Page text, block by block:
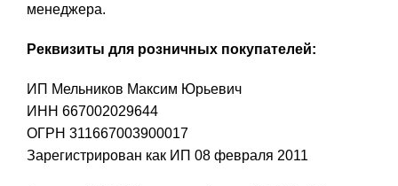
менеджера.
Реквизиты для розничных покупателей:
ИП Мельников Максим Юрьевич
ИНН 667002029644
ОГРН 311667003900017
Зарегистрирован как ИП 08 февраля 2011